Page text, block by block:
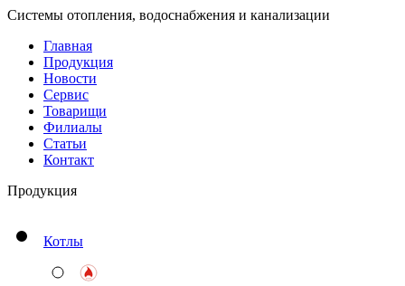
Системы отопления, водоснабжения и канализации
Главная
Продукция
Новости
Сервис
Товарищи
Филиалы
Статьи
Контакт
Продукция
Котлы